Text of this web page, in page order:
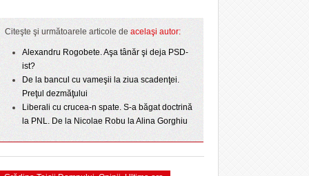
SFATUL MEDICULUI
Citeşte şi următoarele articole de acelaşi autor:
Alexandru Rogobete. Aşa tânăr şi deja PSD-
ist?
De la bancul cu vameşii la ziua scadenţei.
Preţul dezmăţului
Liberali cu crucea-n spate. S-a băgat doctrină
la PNL. De la Nicolae Robu la Alina Gorghiu